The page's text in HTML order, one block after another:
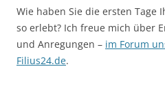
Wie haben Sie die ersten Tage
so erlebt? Ich freue mich über
und Anregungen – im Forum
Filius24.de.